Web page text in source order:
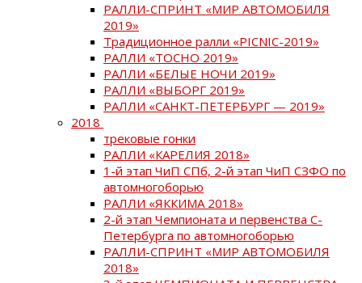
РАЛЛИ-СПРИНТ «МИР АВТОМОБИЛЯ
2019»
Традиционное ралли «PICNIC-2019»
РАЛЛИ «ТОСНО 2019»
РАЛЛИ «БЕЛЫЕ НОЧИ 2019»
РАЛЛИ «ВЫБОРГ 2019»
РАЛЛИ «САНКТ-ПЕТЕРБУРГ — 2019»
2018
трековые гонки
РАЛЛИ «КАРЕЛИЯ 2018»
1-й этап ЧиП СПб, 2-й этап ЧиП СЗФО по
автомногоборью
РАЛЛИ «ЯККИМА 2018»
2-й этап Чемпионата и первенства С-
Петербурга по автомногоборью
РАЛЛИ-СПРИНТ «МИР АВТОМОБИЛЯ
2018»